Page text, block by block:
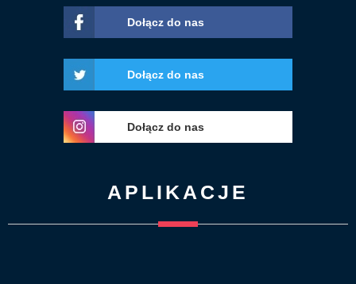
Dołącz do nas
Dołącz do nas
Dołącz do nas
APLIKACJE